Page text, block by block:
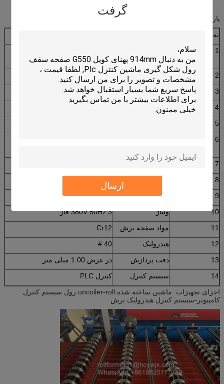
گرفت
ارسال
پارامتر اصلی
نه
1
پردازش
2 عرض صفحه
914 میلی متر
3
غلتک
19 ردیف
4
ابعاد
5
6
7
ضخامت صفحه
8
بهره وری
9
قطر غلتک
Φ70 میلی متر
10
ولتاژ
380V 50Hz 3 فاز
11
مواد صفحه برش
Cr12
12
هیدرولیک
40 #
13
دقت پردازش
در عرض 1.00 میلی متر
14
سیستم کنترل
کنترل PLC
اجزای تجهیزات: ماشین ساخته شده uncoiler-roll رول سیستم کنترل
کامپیوتر-سیستم کنترل هیدرولیک برش